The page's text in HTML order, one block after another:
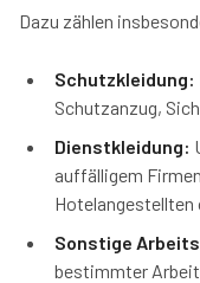
Dazu zählen
Schutzkleidung:
Schutzanzug,
Dienstkleidung:
auffälligem
Hotelangestellten
Sonstige
bestimmter